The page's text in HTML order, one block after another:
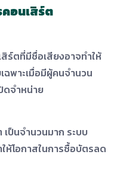
อนเสิร์ต
ร์ตที่มีชื่อเสียงอาจทำให้
พาะเมื่อมีผู้คนจำนวน
ดจำหน่าย
ป็นจำนวนมาก ระบบ
ห้โอกาสในการซื้อบัตรลด